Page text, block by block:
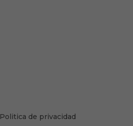
Politica de privacidad